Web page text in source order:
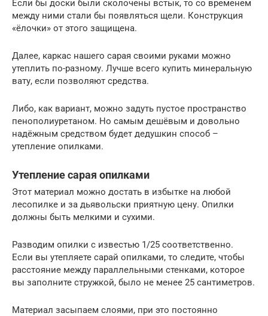
Если бы доски были сколочены встык, то со временем
между ними стали бы появляться щели. Конструкция
«ёлочки» от этого защищена.
Далее, каркас нашего сарая своими руками можно
утеплить по-разному. Лучше всего купить минеральную
вату, если позволяют средства.
Либо, как вариант, можно задуть пустое пространство
пенополиуретаном. Но самым дешёвым и довольно
надёжным средством будет дедушкин способ –
утепление опилками.
Утепление сарая опилками
Этот материал можно достать в избытке на любой
лесопилке и за дьявольски приятную цену. Опилки
должны быть мелкими и сухими.
Разводим опилки с известью 1/25 соответственно.
Если вы утепляете сарай опилками, то следите, чтобы
расстояние между параллельными стенками, которое
вы заполните стружкой, было не менее 25 сантиметров.
Материал засыпаем слоями, при это постоянно